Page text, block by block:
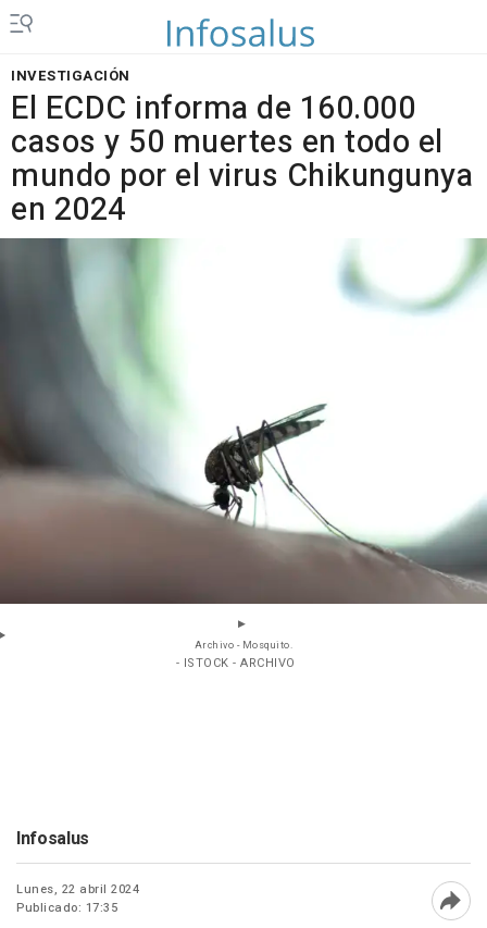
INVESTIGACIÓN
El ECDC informa de 160.000
casos y 50 muertes en todo el
mundo por el virus Chikungunya
en 2024
Archivo - Mosquito.
- ISTOCK - ARCHIVO
Infosalus
Lunes, 22 abril 2024
Publicado: 17:35